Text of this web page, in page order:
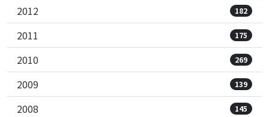
2012 182
2011 175
2010 269
2009 139
2008 145